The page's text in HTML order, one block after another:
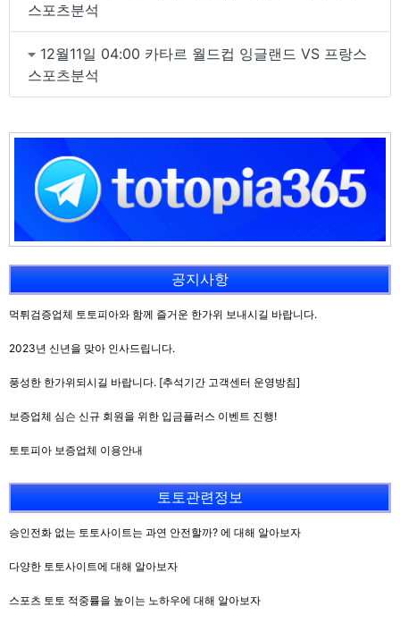
스포츠분석
12월11일 04:00 카타르 월드컵 잉글랜드 VS 프랑스
스포츠분석
공지사항
먹튀검증업체 토토피아와 함께 즐거운 한가위 보내시길 바랍니다.
2023년 신년을 맞아 인사드립니다.
풍성한 한가위되시길 바랍니다. [추석기간 고객센터 운영방침]
보증업체 심슨 신규 회원을 위한 입금플러스 이벤트 진행!
토토피아 보증업체 이용안내
토토관련정보
승인전화 없는 토토사이트는 과연 안전할까? 에 대해 알아보자
다양한 토토사이트에 대해 알아보자
스포츠 토토 적중률을 높이는 노하우에 대해 알아보자